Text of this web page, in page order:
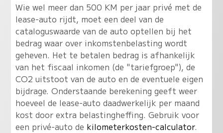
Wie wel meer dan 500 KM per jaar privé met de
lease-auto rijdt, moet een deel van de
cataloguswaarde van de auto optellen bij het
bedrag waar over inkomstenbelasting wordt
geheven. Het te betalen bedrag is afhankelijk
van het fiscaal inkomen (de "tariefgroep"), de
CO2 uitstoot van de auto en de eventuele eigen
bijdrage. Onderstaande berekening geeft weer
hoeveel de lease-auto daadwerkelijk per maand
kost door extra belastingheffing. Gebruik voor
een privé-auto de kilometerkosten-calculator.